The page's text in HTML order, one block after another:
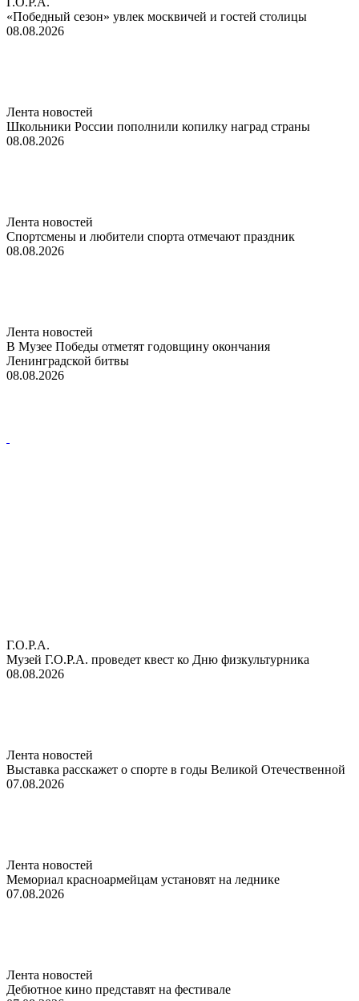
«Победный сезон» увлек москвичей и гостей столицы
08.08.2026
Лента новостей
Школьники России пополнили копилку наград страны
08.08.2026
Лента новостей
Спортсмены и любители спорта отмечают праздник
08.08.2026
Лента новостей
В Музее Победы отметят годовщину окончания
Ленинградской битвы
08.08.2026
Г.О.Р.А.
Музей Г.О.Р.А. проведет квест ко Дню физкультурника
08.08.2026
Лента новостей
Выставка расскажет о спорте в годы Великой Отечественной
07.08.2026
Лента новостей
Мемориал красноармейцам установят на леднике
07.08.2026
Лента новостей
Дебютное кино представят на фестивале